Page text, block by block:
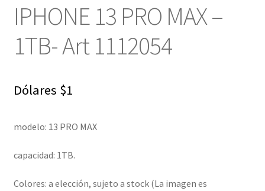
IPHONE 13 PRO MAX –
1TB- Art 1112054
Dólares $1
modelo: 13 PRO MAX
capacidad: 1TB.
Colores: a elección, sujeto a stock (La imagen es